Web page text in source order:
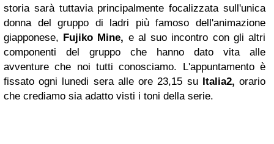
storia sarà tuttavia principalmente focalizzata sull'unica
donna del gruppo di ladri più famoso dell'animazione
giapponese, Fujiko Mine, e al suo incontro con gli altri
componenti del gruppo che hanno dato vita alle
avventure che noi tutti conosciamo. L'appuntamento è
fissato ogni lunedi sera alle ore 23,15 su Italia2, orario
che crediamo sia adatto visti i toni della serie.